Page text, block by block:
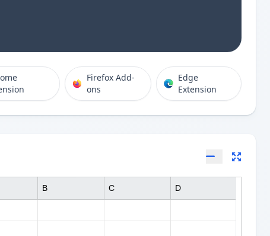
Firefox Add-
ons
Edge
Extension
B C D